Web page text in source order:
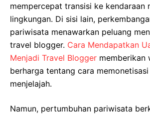
mempercepat transisi ke kendaraan
lingkungan. Di sisi lain,
pariwisata menawarkan peluang
travel blogger. Cara Mendapatkan
Menjadi Travel Blogger memberikan
berharga tentang cara
menjelajah.
Namun, pertumbuhan pariwisata